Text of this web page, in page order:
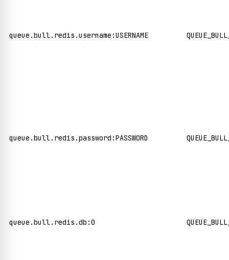
queue.bull.redis.username:USERNAME
queue.bull.redis.password:PASSWORD
queue.bull.redis.db:0